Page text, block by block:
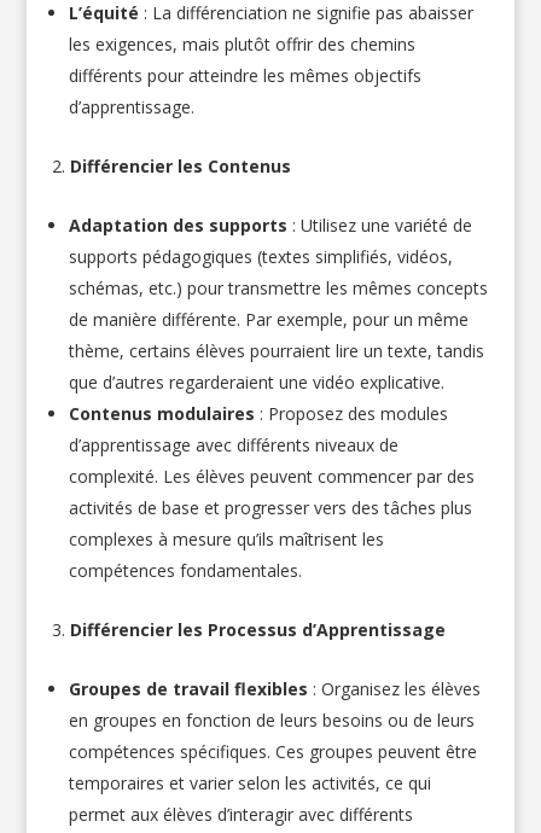
L’équité : La différenciation ne signifie pas abaisser
les exigences, mais plutôt offrir des chemins
différents pour atteindre les mêmes objectifs
d’apprentissage.
Différencier les Contenus
Adaptation des supports : Utilisez une variété de
supports pédagogiques (textes simplifiés, vidéos,
schémas, etc.) pour transmettre les mêmes concepts
de manière différente. Par exemple, pour un même
thème, certains élèves pourraient lire un texte, tandis
que d’autres regarderaient une vidéo explicative.
Contenus modulaires : Proposez des modules
d’apprentissage avec différents niveaux de
complexité. Les élèves peuvent commencer par des
activités de base et progresser vers des tâches plus
complexes à mesure qu’ils maîtrisent les
compétences fondamentales.
Différencier les Processus d’Apprentissage
Groupes de travail flexibles : Organisez les élèves
en groupes en fonction de leurs besoins ou de leurs
compétences spécifiques. Ces groupes peuvent être
temporaires et varier selon les activités, ce qui
permet aux élèves d’interagir avec différents